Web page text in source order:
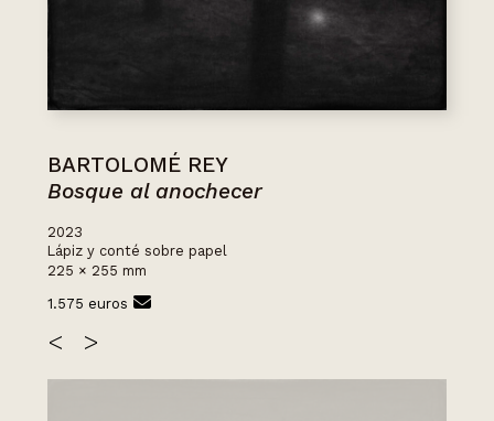
BARTOLOMÉ REY
Bosque al anochecer
2023
Lápiz y conté sobre papel
225 × 255 mm
1.575 euros
< >